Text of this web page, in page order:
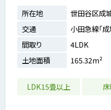
所在地
世田谷区成
交通
小田急線「
間取り
4LDK
土地面積
165.32m²
LDK15畳以上